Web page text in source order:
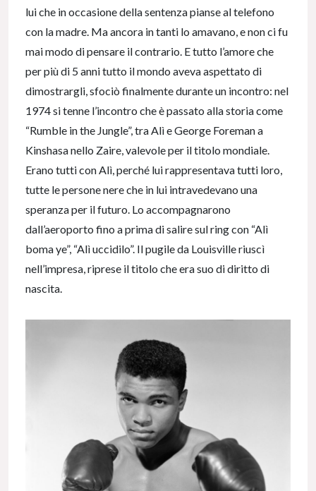
lui che in occasione della sentenza pianse al telefono
con la madre. Ma ancora in tanti lo amavano, e non ci fu
mai modo di pensare il contrario. E tutto l’amore che
per più di 5 anni tutto il mondo aveva aspettato di
dimostrargli, sfociò finalmente durante un incontro: nel
1974 si tenne l’incontro che è passato alla storia come
“Rumble in the Jungle”, tra Alì e George Foreman a
Kinshasa nello Zaire, valevole per il titolo mondiale.
Erano tutti con Alì, perché lui rappresentava tutti loro,
tutte le persone nere che in lui intravedevano una
speranza per il futuro. Lo accompagnarono
dall’aeroporto fino a prima di salire sul ring con “Alì
boma ye”, “Alì uccidilo”. Il pugile da Louisville riuscì
nell’impresa, riprese il titolo che era suo di diritto di
nascita.